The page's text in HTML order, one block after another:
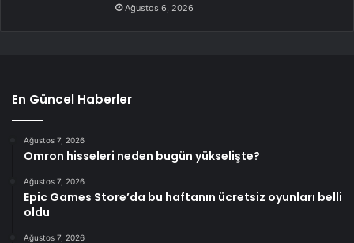
Ağustos 6, 2026
En Güncel Haberler
Ağustos 7, 2026
Omron hisseleri neden bugün yükselişte?
Ağustos 7, 2026
Epic Games Store’da bu haftanın ücretsiz oyunları belli
oldu
Ağustos 7, 2026